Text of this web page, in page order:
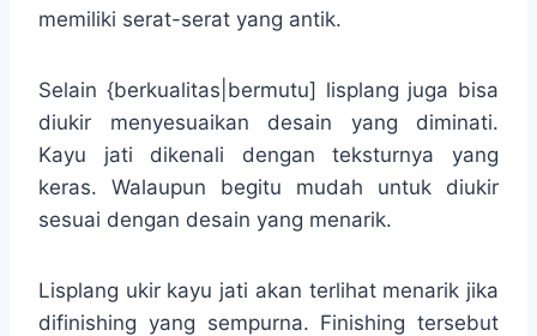
memiliki serat-serat yang antik.
Selain {berkualitas|bermutu] lisplang juga bisa
diukir menyesuaikan desain yang diminati.
Kayu jati dikenali dengan teksturnya yang
keras. Walaupun begitu mudah untuk diukir
sesuai dengan desain yang menarik.
Lisplang ukir kayu jati akan terlihat menarik jika
difinishing yang sempurna. Finishing tersebut